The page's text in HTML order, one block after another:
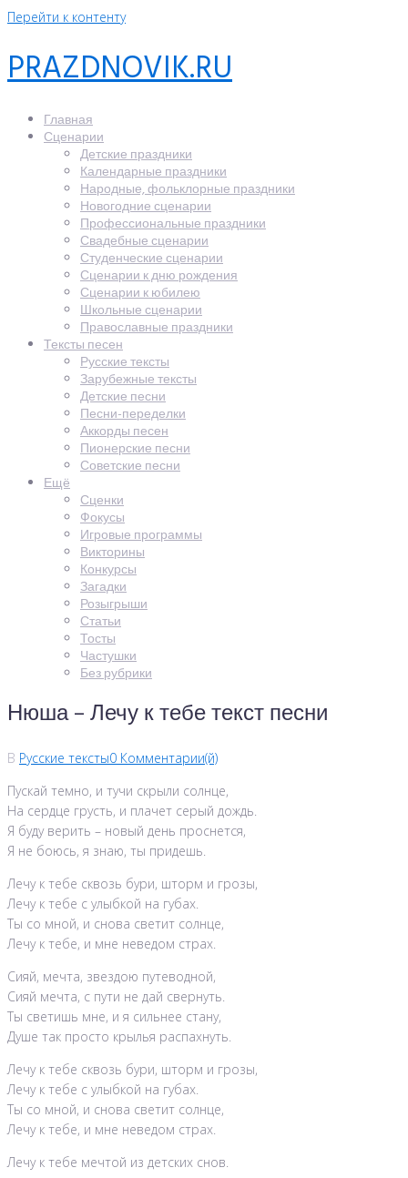
Перейти к контенту
PRAZDNOVIK.RU
Главная
Сценарии
Детские праздники
Календарные праздники
Народные, фольклорные праздники
Новогодние сценарии
Профессиональные праздники
Свадебные сценарии
Студенческие сценарии
Сценарии к дню рождения
Сценарии к юбилею
Школьные сценарии
Православные праздники
Тексты песен
Русские тексты
Зарубежные тексты
Детские песни
Песни-переделки
Аккорды песен
Пионерские песни
Советские песни
Ещё
Сценки
Фокусы
Игровые программы
Викторины
Конкурсы
Загадки
Розыгрыши
Статьи
Тосты
Частушки
Без рубрики
Нюша – Лечу к тебе текст песни
В Русские тексты0 Комментарии(й)
Пускай темно, и тучи скрыли солнце,
На сердце грусть, и плачет серый дождь.
Я буду верить – новый день проснется,
Я не боюсь, я знаю, ты придешь.
Лечу к тебе сквозь бури, шторм и грозы,
Лечу к тебе с улыбкой на губах.
Ты со мной, и снова светит солнце,
Лечу к тебе, и мне неведом страх.
Сияй, мечта, звездою путеводной,
Сияй мечта, с пути не дай свернуть.
Ты светишь мне, и я сильнее стану,
Душе так просто крылья распахнуть.
Лечу к тебе сквозь бури, шторм и грозы,
Лечу к тебе с улыбкой на губах.
Ты со мной, и снова светит солнце,
Лечу к тебе, и мне неведом страх.
Лечу к тебе мечтой из детских снов.